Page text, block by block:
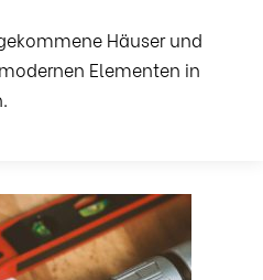
Häuser und
Elementen in